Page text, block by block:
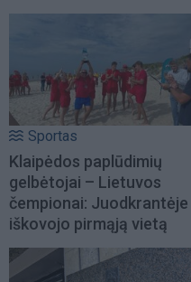
Sportas
Klaipėdos paplūdimių
gelbėtojai – Lietuvos
čempionai: Juodkrantėje
iškovojo pirmąją vietą